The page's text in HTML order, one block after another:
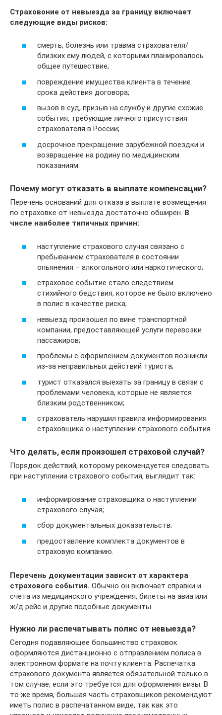
Страховоние от невыезда за границу включает
следующие виды рисков:
смерть, болезнь или травма страхователя/
близких ему людей, с которыми планировалось
общее путешествие;
повреждение имущества клиента в течение
срока действия договора;
вызов в суд, призыв на службу и другие схожие
события, требующие личного присутствия
страхователя в России;
досрочное прекращение зарубежной поездки и
возвращение на родину по медицинским
показаниям.
Почему могут отказать в выплате компенсации?
Перечень оснований для отказа в выплате возмещения
по страховке от невыезда достаточно обширен. В
числе наиболее типичных причин:
наступление страхового случая связано с
пребыванием страхователя в состоянии
опьянения – алкогольного или наркотического;
страховое событие стало следствием
стихийного бедствия, которое не было включено
в полис в качестве риска;
невыезд произошел по вине транспортной
компании, предоставляющей услуги перевозки
пассажиров;
проблемы с оформлением документов возникли
из-за неправильных действий туриста;
турист отказался выехать за границу в связи с
проблемами человека, которые не является
близким родственником;
страхователь нарушил правила информирования
страховщика о наступлении страхового события.
Что делать, если произошел страховой случай?
Порядок действий, которому рекомендуется следовать
при наступлении страхового события, выглядит так:
информирование страховщика о наступлении
страхового случая;
сбор документальных доказательств;
предоставление комплекта документов в
страховую компанию.
Перечень документации зависит от характера
страхового события. Обычно он включает справки и
счета из медицинского учреждения, билеты на авиа или
ж/д рейс и другие подобные документы.
Нужно ли распечатывать полис от невыезда?
Сегодня подавляющее большинство страховок
оформляются дистанционно с отправлением полиса в
электронном формате на почту клиента. Распечатка
страхового документа является обязательной только в
том случае, если это требуется для оформления визы. В
то же время, большая часть страховщиков рекомендуют
иметь полис в распечатанном виде, так как это